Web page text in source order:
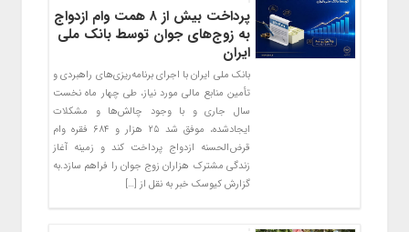
پرداخت بیش از ۸ همت وام ازدواج
به زوج‌های جوان توسط بانک ملی
ایران
بانک ملی ایران با اجرای برنامه‌ریزی‌های راهبردی و
تأمین منابع مالی مورد نیاز، طی چهار ماه نخست
سال جاری و با وجود چالش‌ها و مشکلات
ایجادشده، موفق شد ۲۵ هزار و ۶۸۴ فقره وام
قرض‌الحسنه ازدواج پرداخت کند و زمینه آغاز
زندگی مشترک هزاران زوج جوان را فراهم سازد.به
گزارش کیوسک خبر به نقل از […]